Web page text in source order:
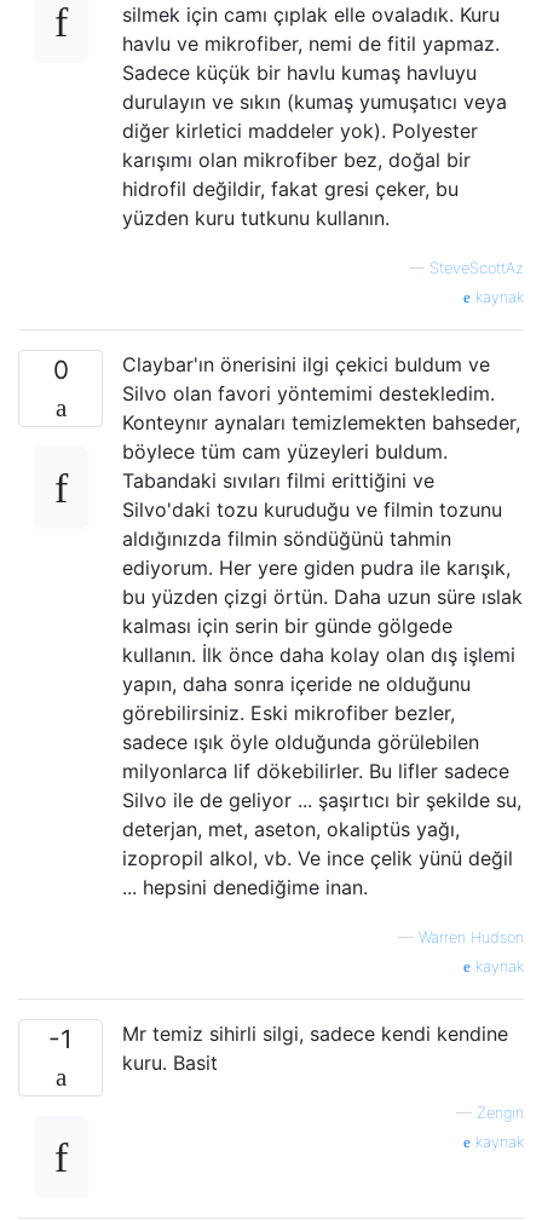
silmek için camı çıplak elle ovaladık. Kuru
havlu ve mikrofiber, nemi de fitil yapmaz.
Sadece küçük bir havlu kumaş havluyu
durulayın ve sıkın (kumaş yumuşatıcı veya
diğer kirletici maddeler yok). Polyester
karışımı olan mikrofiber bez, doğal bir
hidrofil değildir, fakat gresi çeker, bu
yüzden kuru tutkunu kullanın.
— SteveScottAz
kaynak
0
Claybar'ın önerisini ilgi çekici buldum ve
Silvo olan favori yöntemimi destekledim.
Konteynır aynaları temizlemekten bahseder,
böylece tüm cam yüzeyleri buldum.
Tabandaki sıvıları filmi erittiğini ve
Silvo'daki tozu kuruduğu ve filmin tozunu
aldığınızda filmin söndüğünü tahmin
ediyorum. Her yere giden pudra ile karışık,
bu yüzden çizgi örtün. Daha uzun süre ıslak
kalması için serin bir günde gölgede
kullanın. İlk önce daha kolay olan dış işlemi
yapın, daha sonra içeride ne olduğunu
görebilirsiniz. Eski mikrofiber bezler,
sadece ışık öyle olduğunda görülebilen
milyonlarca lif dökebilirler. Bu lifler sadece
Silvo ile de geliyor ... şaşırtıcı bir şekilde su,
deterjan, met, aseton, okaliptüs yağı,
izopropil alkol, vb. Ve ince çelik yünü değil
... hepsini denediğime inan.
— Warren Hudson
kaynak
-1
Mr temiz sihirli silgi, sadece kendi kendine
kuru. Basit
— Zengin
kaynak